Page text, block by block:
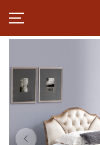
MƏHSULLAR
XƏBƏRLƏR